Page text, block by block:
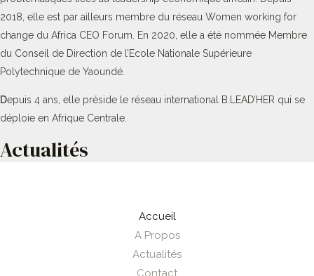
2018, elle est par ailleurs membre du réseau Women working for
change du Africa CEO Forum. En 2020, elle a été nommée Membre
du Conseil de Direction de l’Ecole Nationale Supérieure
Polytechnique de Yaoundé.
Depuis 4 ans, elle préside le réseau international B.LEAD’HER qui se
déploie en Afrique Centrale.
Actualités
Accueil
A Propos
Actualités
Contact